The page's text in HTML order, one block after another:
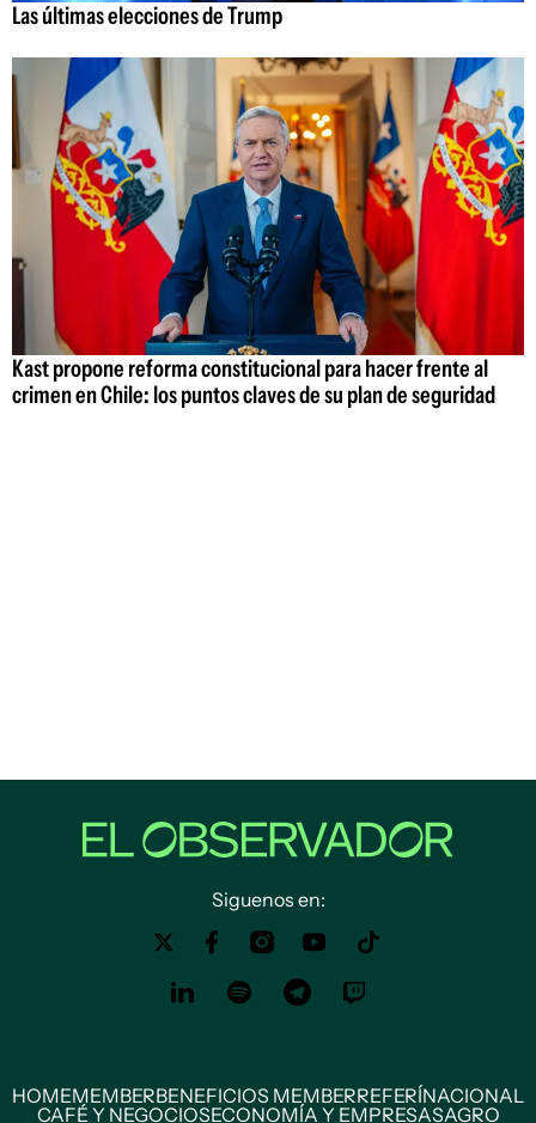
Las últimas elecciones de Trump
Kast propone reforma constitucional para hacer frente al
crimen en Chile: los puntos claves de su plan de seguridad
Siguenos en:
HOMEMEMBERBENEFICIOS MEMBERREFERÍNACIONAL
CAFÉ Y NEGOCIOSECONOMÍA Y EMPRESASAGRO